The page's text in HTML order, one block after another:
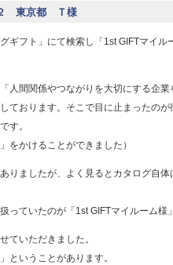
東京都 Ｔ様
フト」にて検索し「1st GIFTマイル
人間関係やつながりを大切にする企業
ております。そこで目に止まったの
す。
をかけることができました）
りましたが、よく見るとカタログ自
っていたのが「1st GIFTマイルーム様
ていただきました。
ということがあります。